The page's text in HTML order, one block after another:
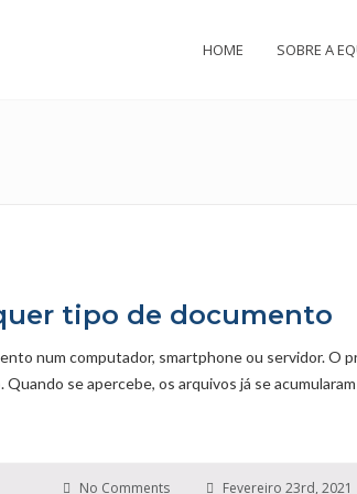
HOME SOBRE A
tipo de documento
num computador, smartphone ou servidor. O
se apercebe, os arquivos já se
No Comments Fevereiro 23rd, 2021